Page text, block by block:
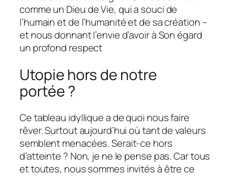
comme un Dieu de Vie, qui a souci de
l’humain et de l’humanité et de sa création –
et nous donnant l’envie d’avoir à Son égard
un profond respect
Utopie hors de notre
portée ?
Ce tableau idyllique a de quoi nous faire
rêver. Surtout aujourd’hui où tant de valeurs
semblent menacées. Serait-ce hors
d’atteinte ? Non, je ne le pense pas. Car tous
et toutes, nous sommes invités à être ce